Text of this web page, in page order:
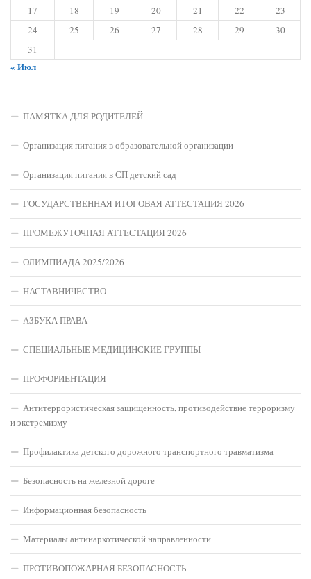
17
18 19 20 21 22
23
24
25 26 27 28 29
30
31
« Июл
ПАМЯТКА ДЛЯ РОДИТЕЛЕЙ
Организация питания в образовательной организации
Организация питания в СП детский сад
ГОСУДАРСТВЕННАЯ ИТОГОВАЯ АТТЕСТАЦИЯ 2026
ПРОМЕЖУТОЧНАЯ АТТЕСТАЦИЯ 2026
ОЛИМПИАДА 2025/2026
НАСТАВНИЧЕСТВО
АЗБУКА ПРАВА
СПЕЦИАЛЬНЫЕ МЕДИЦИНСКИЕ ГРУППЫ
ПРОФОРИЕНТАЦИЯ
Антитеррористическая защищенность, противодействие терроризму
и экстремизму
Профилактика детского дорожного транспортного травматизма
Безопасность на железной дороге
Информационная безопасность
Материалы антинаркотической направленности
ПРОТИВОПОЖАРНАЯ БЕЗОПАСНОСТЬ